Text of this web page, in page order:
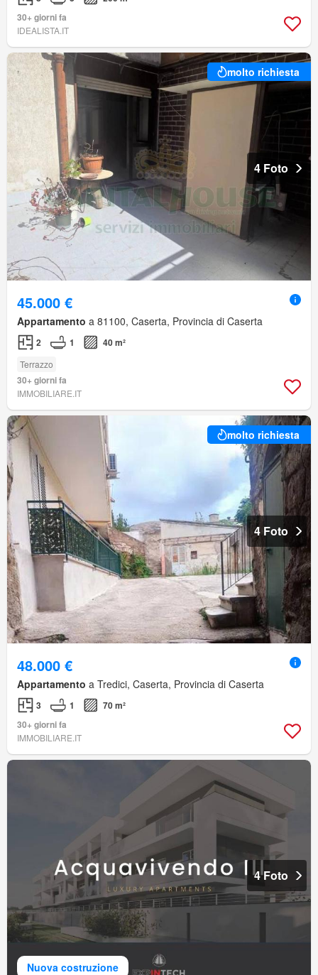
30+ giorni fa
IDEALISTA.IT
molto richiesta
4 Foto
45.000 €
Appartamento a 81100, Caserta, Provincia di Caserta
2 1 40 m²
Terrazzo
30+ giorni fa
IMMOBILIARE.IT
molto richiesta
4 Foto
48.000 €
Appartamento a Tredici, Caserta, Provincia di Caserta
3 1
70 m²
30+ giorni fa
IMMOBILIARE.IT
Nuova costruzione
4 Foto